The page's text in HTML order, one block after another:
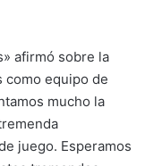
afirmó sobre la
como equipo de
mucho la
juego. Esperamos